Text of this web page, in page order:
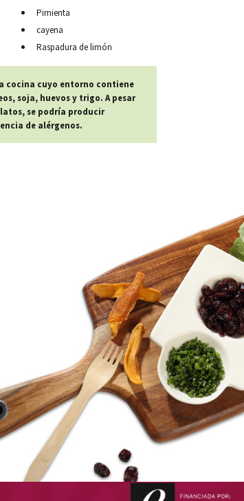
Pimienta
cayena
Raspadura de limón
cocina cuyo entorno contiene
soja, huevos y trigo. A pesar
se podría producir
de alérgenos.